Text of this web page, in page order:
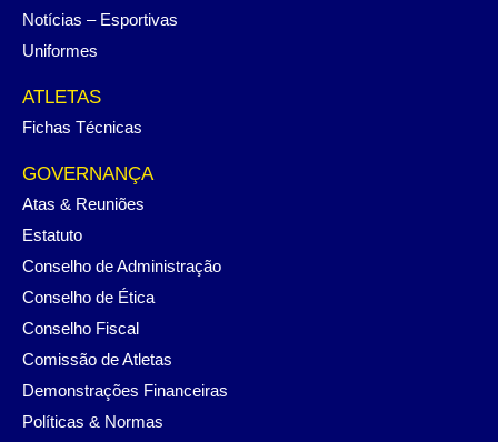
Notícias – Esportivas
Uniformes
ATLETAS
Fichas Técnicas
GOVERNANÇA
Atas & Reuniões
Estatuto
Conselho de Administração
Conselho de Ética
Conselho Fiscal
Comissão de Atletas
Demonstrações Financeiras
Políticas & Normas